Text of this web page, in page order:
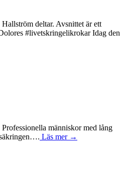
deltar. Avsnittet är ett
#livetskringelikrokar Idag den
människor med lång
Läs mer →